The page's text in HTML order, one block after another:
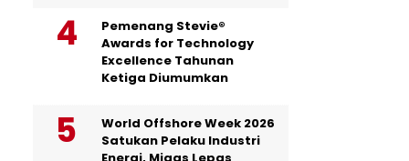
Pemenang Stevie®
Awards for Technology
Excellence Tahunan
Ketiga Diumumkan
World Offshore Week 2026
Satukan Pelaku Industri